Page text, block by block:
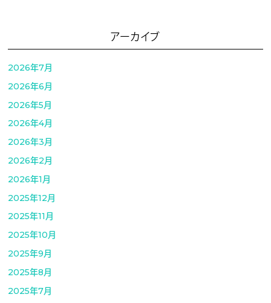
アーカイブ
2026年7月
2026年6月
2026年5月
2026年4月
2026年3月
2026年2月
2026年1月
2025年12月
2025年11月
2025年10月
2025年9月
2025年8月
2025年7月